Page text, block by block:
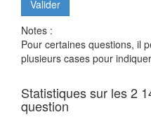
Notes :
Pour certaines questions, il
plusieurs cases pour
Statistiques sur les 2
question